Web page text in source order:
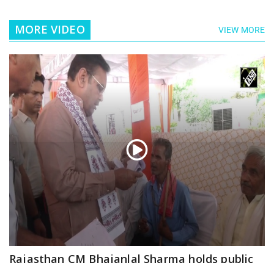
MORE VIDEO VIEW MORE
Rajasthan CM Bhajanlal Sharma holds public